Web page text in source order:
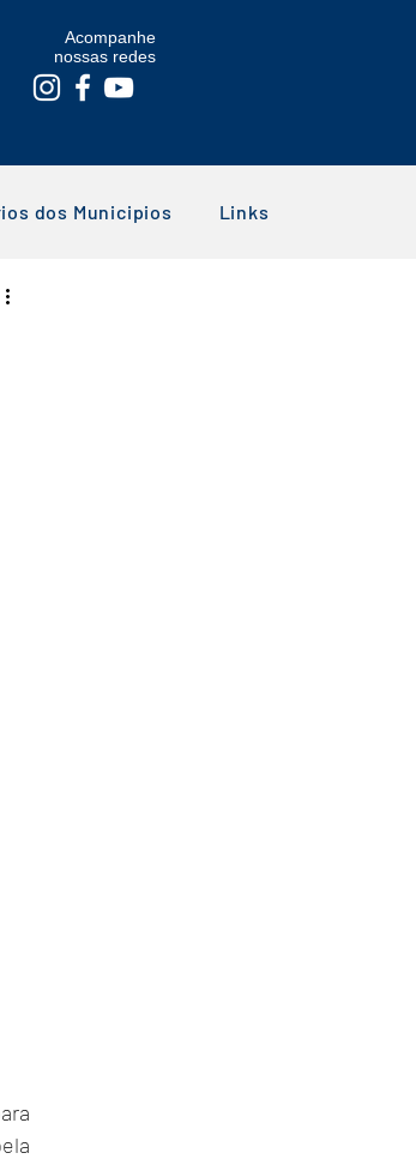
Acompanhe
nossas redes
dos Municipios Links